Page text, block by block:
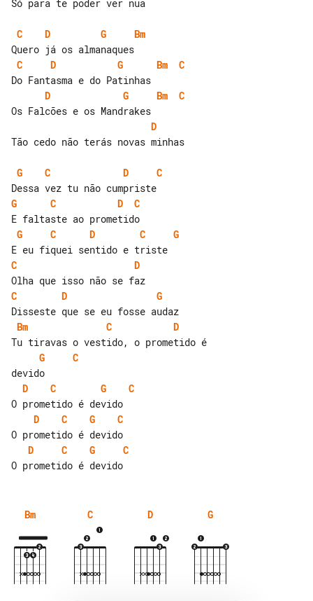
Só para te poder ver nua
C D G
Bm
C
D G Bm
C
D
G Bm
C
D
Tão cedo não terás novas minhas
G C D
C
G
C D
C
G
C D C
G
C
D
C
D
G
Bm
C
D
G
C
D
C G
C
D
C G
C
D
C G
C
Bm C D G